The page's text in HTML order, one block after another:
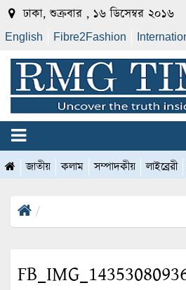
ঢাকা, শুক্রবার , ১৬ ডিসেম্বর ২০১৬
English Fibre2Fashion
জাতীয় কলাম সম্পাদকীয় লাইব্রেরী